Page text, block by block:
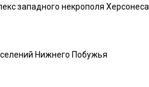
западного некрополя Херсонеса
Нижнего Побужья